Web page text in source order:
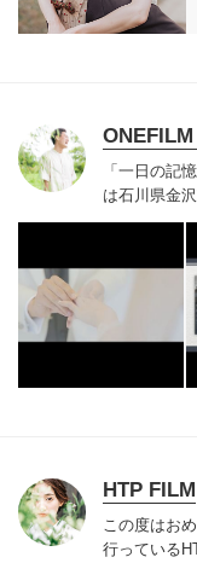
「一日の記
は石川県金
真撮影をし
HTP FILM
この度はお
行っている